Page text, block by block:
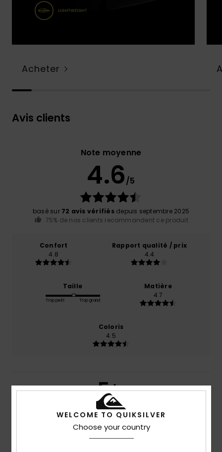
Acheter
Avis clients
Note moyenne
4.6/5
basé sur 72 avis vérifiésdepuis septembre 2025
75% de nos clients recommandent ce produit
Confort
4.8
Rapport qualité / prix
4.4
Taille
Trop petit Trop grand
Matière
4.7
Coloris
4.5
5/5
WELCOME TO QUIKSILVER
Choose your country